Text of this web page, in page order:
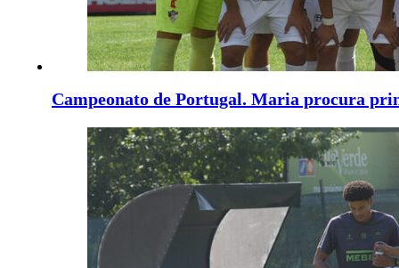
Campeonato de Portugal. Maria procura